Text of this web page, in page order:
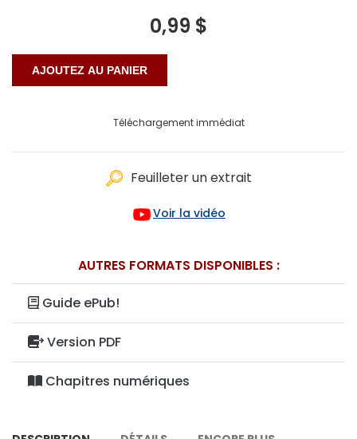
0,99 $
Téléchargement immédiat
Feuilleter un extrait
Voir la vidéo
AUTRES FORMATS DISPONIBLES :
Guide ePub!
Version PDF
Chapitres numériques